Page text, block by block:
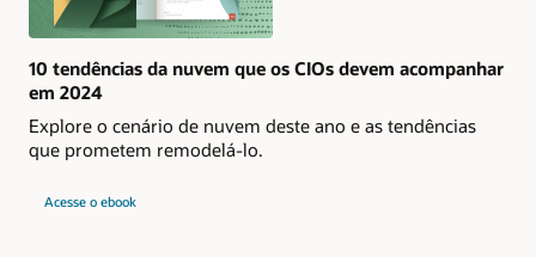
10 tendências da nuvem que os CIOs devem acompanhar
em 2024
Explore o cenário de nuvem deste ano e as tendências
que prometem remodelá-lo.
Acesse o ebook
conheça